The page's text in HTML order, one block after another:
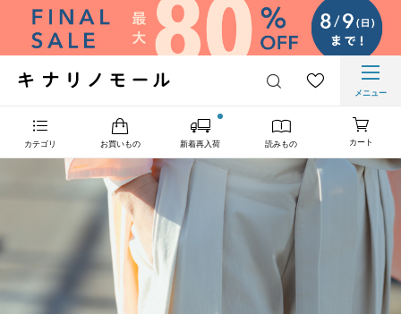
メニュー
カテゴリ お買いもの 新着再入荷 読みもの カート